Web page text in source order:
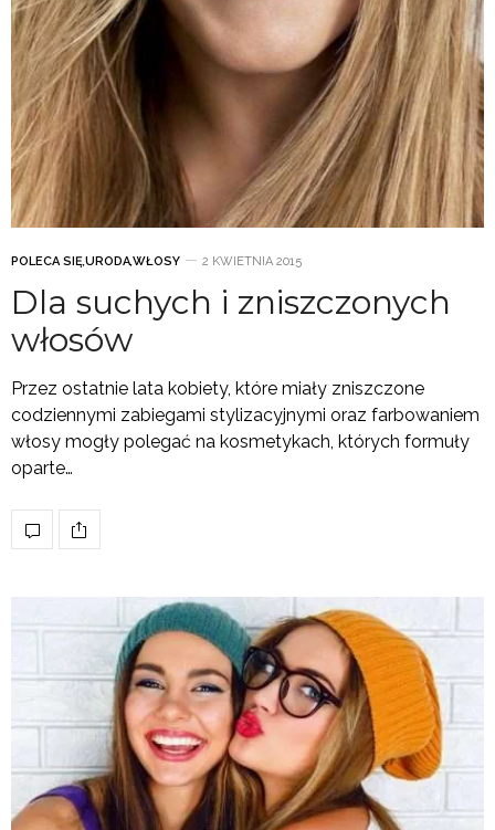
POLECA SIĘ,URODA,WŁOSY 2 KWIETNIA 2015
Dla suchych i zniszczonych
włosów
Przez ostatnie lata kobiety, które miały zniszczone
codziennymi zabiegami stylizacyjnymi oraz farbowaniem
włosy mogły polegać na kosmetykach, których formuły
oparte…